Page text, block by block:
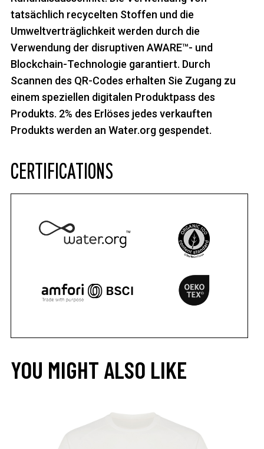
tatsächlich recycelten Stoffen und die
Umweltverträglichkeit werden durch die
Verwendung der disruptiven AWARE™- und
Blockchain-Technologie garantiert. Durch
Scannen des QR-Codes erhalten Sie Zugang zu
einem speziellen digitalen Produktpass des
Produkts. 2% des Erlöses jedes verkauften
Produkts werden an Water.org gespendet.
CERTIFICATIONS
YOU MIGHT ALSO LIKE